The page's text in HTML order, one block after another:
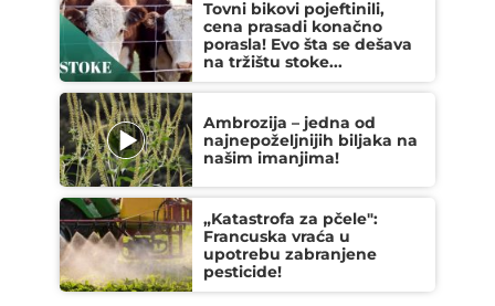
Tovni bikovi pojeftinili,
cena prasadi konačno
porasla! Evo šta se dešava
na tržištu stoke...
Ambrozija – jedna od
najnepoželjnijih biljaka na
našim imanjima!
„Katastrofa za pčele":
Francuska vraća u
upotrebu zabranjene
pesticide!